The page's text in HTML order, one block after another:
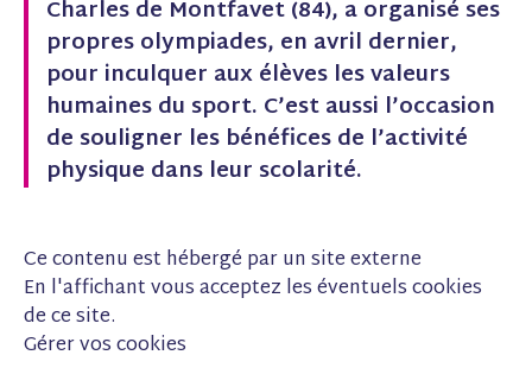
u
r
F
a
c
e
b
n
o
u
u
r
L
i
n
k
e
o
u
u
Charles de Montfavet (84), a organisé ses
propres olympiades, en avril dernier,
pour inculquer aux élèves les valeurs
humaines du sport. C’est aussi l’occasion
de souligner les bénéfices de l’activité
physique dans leur scolarité.
Ce contenu est hébergé par un site externe
En l'affichant vous acceptez les éventuels cookies
de ce site.
Gérer vos cookies